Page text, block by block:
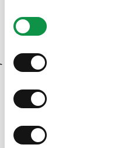
הפלגתי על גלי הגוזמאות.